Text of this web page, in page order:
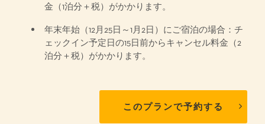
金（1泊分＋税）がかかります。
年末年始（12月25日～1月2日）にご宿泊の場合：チ
ェックイン予定日の15日前からキャンセル料金（2
泊分＋税）がかかります。
このプランで予約する